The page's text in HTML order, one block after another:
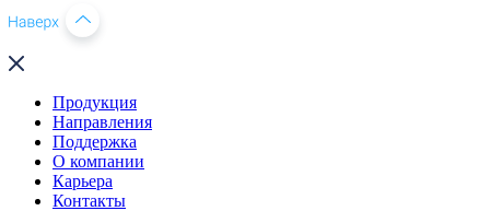
Продукция
Направления
Поддержка
О компании
Карьера
Контакты